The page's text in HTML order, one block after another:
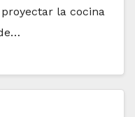
la cocina